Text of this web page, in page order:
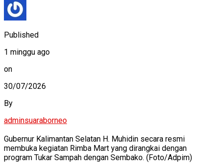
Published
1 minggu ago
on
30/07/2026
By
adminsuaraborneo
Gubernur Kalimantan Selatan H. Muhidin secara resmi
membuka kegiatan Rimba Mart yang dirangkai dengan
program Tukar Sampah dengan Sembako. (Foto/Adpim)